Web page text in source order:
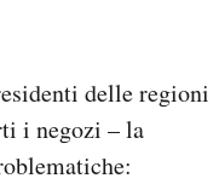
delle regioni
i negozi – la